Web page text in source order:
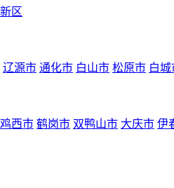
区
辽源市 通化市 白山市 松原市 白城
鸡西市 鹤岗市 双鸭山市 大庆市 伊